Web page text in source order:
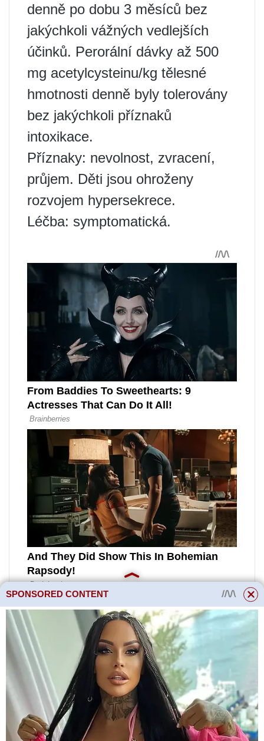
denně po dobu 3 měsíců bez
jakýchkoli vážných vedlejších
účinků. Perorální dávky až 500
mg acetylcysteinu/kg tělesné
hmotnosti denně byly tolerovány
bez jakýchkoli příznaků
intoxikace.
Příznaky: nevolnost, zvracení,
průjem. Děti jsou ohroženy
rozvojem hypersekrece.
Léčba: symptomatická.
SPONSORED CONTENT